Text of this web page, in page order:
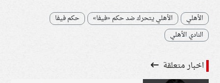
الأهلي الأهلي يتحرك ضد حكم «فيفا»
حكم فيفا
النادي الأهلي
اخبار متعلقة